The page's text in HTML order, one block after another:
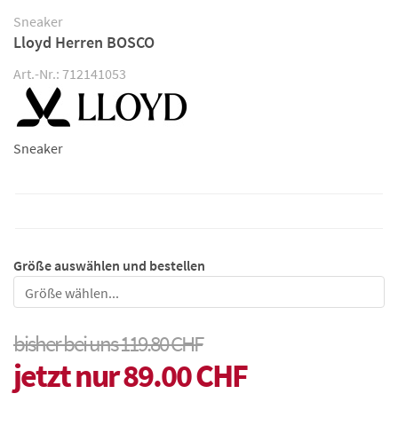
Sneaker
Lloyd Herren BOSCO
Art.-Nr.: 712141053
Sneaker
Größe auswählen und bestellen
Größe
bisher bei uns 119.80 CHF
jetzt nur 89.00 CHF